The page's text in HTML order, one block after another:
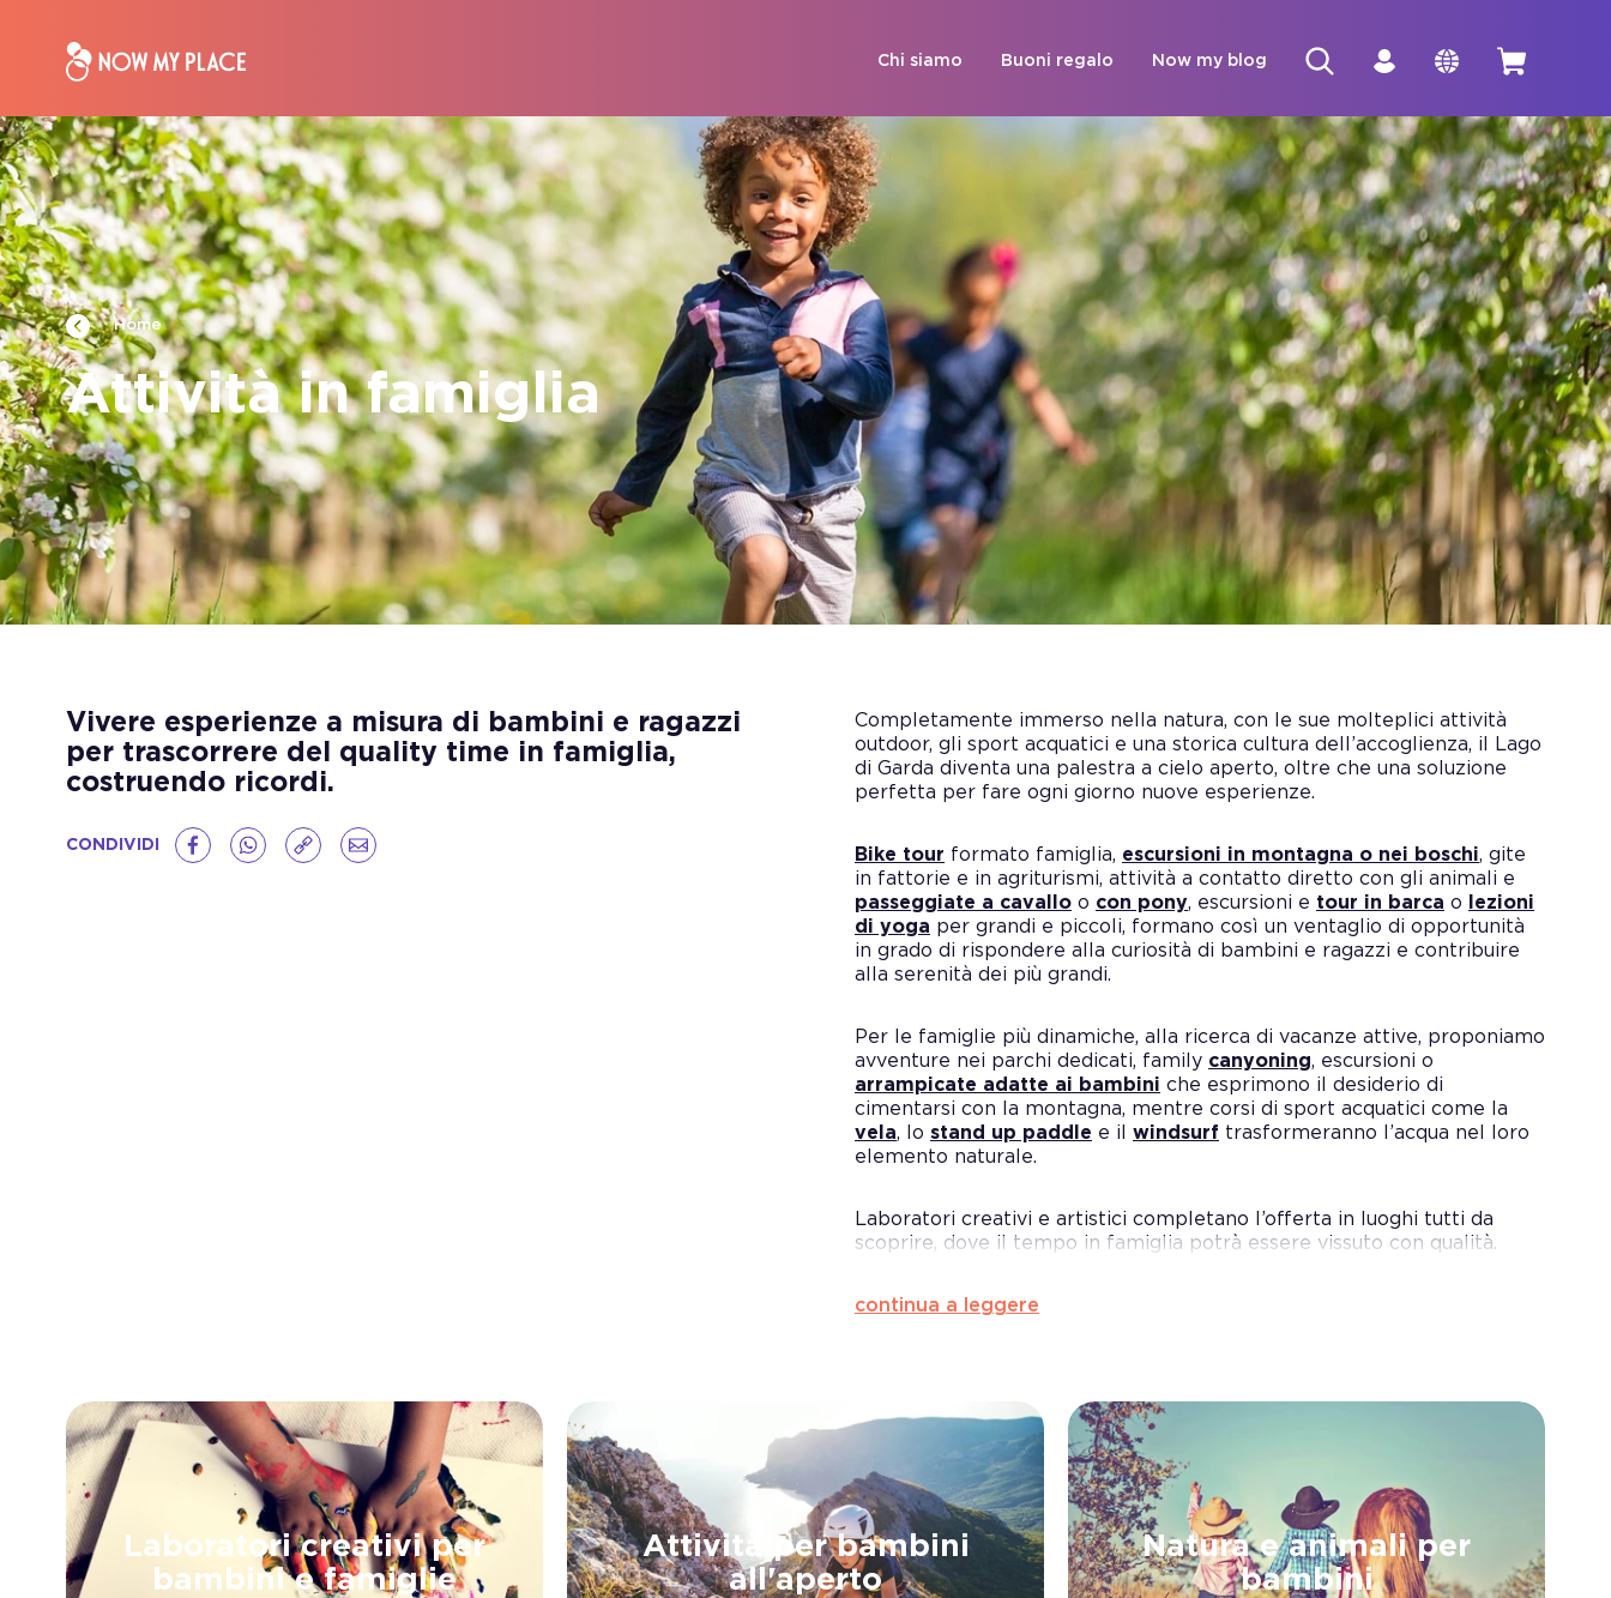
Chi siamo Buoni regalo Now my blog
Home
Attività in famiglia
Vivere esperienze a misura di bambini e ragazzi
per trascorrere del quality time in famiglia,
costruendo ricordi.
CONDIVIDI
Completamente immerso nella natura, con le sue molteplici attività
outdoor, gli sport acquatici e una storica cultura dell’accoglienza, il Lago
di Garda diventa una palestra a cielo aperto, oltre che una soluzione
perfetta per fare ogni giorno nuove esperienze.
Bike tour formato famiglia, escursioni in montagna o nei boschi, gite
in fattorie e in agriturismi, attività a contatto diretto con gli animali e
passeggiate a cavallo o con pony, escursioni e tour in barca o
lezioni
di yoga per grandi e piccoli, formano così un ventaglio di opportunità
in grado di rispondere alla curiosità di bambini e ragazzi e contribuire
alla serenità dei più grandi.
Per le famiglie più dinamiche, alla ricerca di vacanze attive, proponiamo
avventure nei parchi dedicati, family canyoning, escursioni o
arrampicate adatte ai bambini che esprimono il desiderio di
cimentarsi con la montagna, mentre corsi di sport acquatici come la
vela, lo stand up paddle e il windsurf trasformeranno l’acqua nel loro
elemento naturale.
Laboratori creativi e artistici completano l’offerta in luoghi tutti da
scoprire, dove il tempo in famiglia potrà essere vissuto con qualità.
continua a leggere
Laboratori creativi per
bambini e famiglie
Attività per bambini
all'aperto
Natura e animali per
bambini